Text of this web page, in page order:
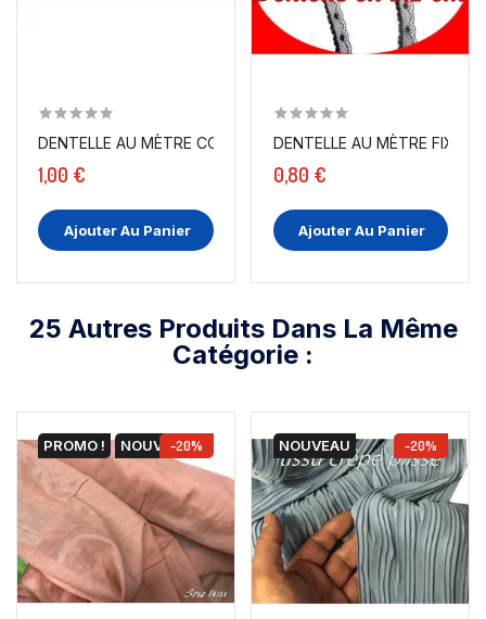
DENTELLE AU MÈTRE COUTURE EN 2 CM CHOCO A COUDRE.
1,00 €
Ajouter Au Panier
DENTELLE AU MÈTRE FIXE
0,80 €
Ajouter Au Panier
25 Autres Produits Dans La Même
Catégorie :
PROMO ! NOUVEAU
-20% NOUVEAU -20%